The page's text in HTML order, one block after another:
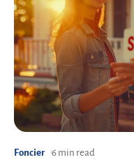
Foncier 6 min read